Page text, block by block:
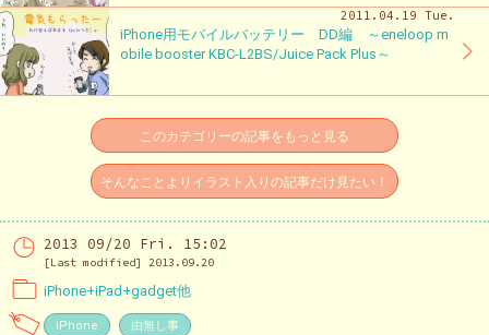
2011.04.19 Tue.
iPhone用モバイルバッテリー DD編 ～eneloop m
obile booster KBC-L2BS/Juice Pack Plus～
このカテゴリーの記事をもっと見る
そんなことよりイラスト入りの記事だけ見たい！
2013 09/20 Fri. 15:02
[Last modified] 2013.09.20
iPhone+iPad+gadget他
iPhone 由無し事